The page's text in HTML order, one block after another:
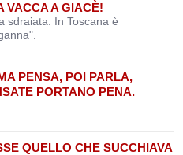
VACCA A GIACÈ!
sdraiata. In Toscana è
PENSA, POI PARLA,
PORTANO PENA.
QUELLO CHE SUCCHIAVA